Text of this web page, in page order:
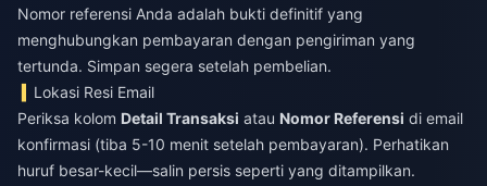
Nomor referensi Anda adalah bukti definitif yang
menghubungkan pembayaran dengan pengiriman yang
tertunda. Simpan segera setelah pembelian.
Lokasi Resi Email
Periksa kolom Detail Transaksi atau Nomor Referensi di email
konfirmasi (tiba 5-10 menit setelah pembayaran). Perhatikan
huruf besar-kecil—salin persis seperti yang ditampilkan.